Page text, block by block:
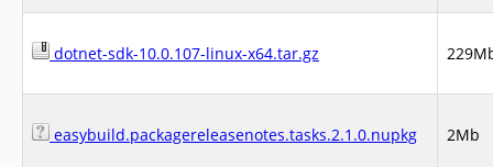
dotnet-sdk-10.0.107-linux-x64.tar.gz
easybuild.packagereleasenotes.tasks.2.1.0.nupkg 2Mb